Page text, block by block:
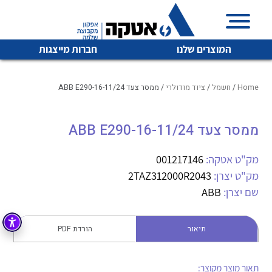
המוצרים שלנו חברות מייצגות
איכות | שרות | זמינות
והפצה של מוצרי
מיתוג, בקרה , ואינסטלציה חשמלית ופעילה ב7 תחומים:
חשמל
רובוטיקה ואוטומציה תעשייתית
Home
/ חשמל / ציוד מודולרי/ ממסר צעד ABB E290-16-11/24
ממסר צעד ABB E290-16-11/24
מק"ט אטקה: 001217146
מק"ט יצרן: 2TAZ312000R2043
שם יצרן: ABB
תיאור הורדת PDF
תאור מוצר מקוצר: